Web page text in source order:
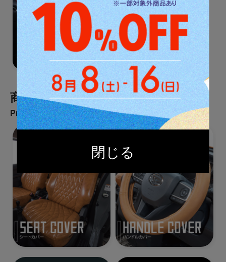
商品カテゴリ一覧
Products All Category
閉じる